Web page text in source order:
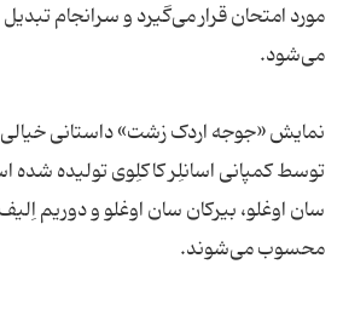
مورد امتحان قرار می‌گیرد و سرانجام
می‌شود.
نمایش «جوجه اردک زشت» داستانی خیالی
توسط کمپانی اسانلِر کاکلِوی تولیده
سان اوغلو، بیرکان سان اوغلو و دوریم
محسوب می‌شوند.